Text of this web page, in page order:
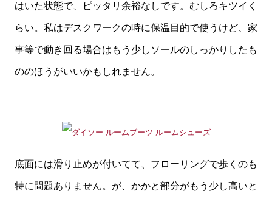
はいた状態で、ピッタリ余裕なしです。むしろキツイく
らい。私はデスクワークの時に保温目的で使うけど、家
事等で動き回る場合はもう少しソールのしっかりしたも
ののほうがいいかもしれません。
底面には滑り止めが付いてて、フローリングで歩くのも
特に問題ありません。が、かかと部分がもう少し高いと